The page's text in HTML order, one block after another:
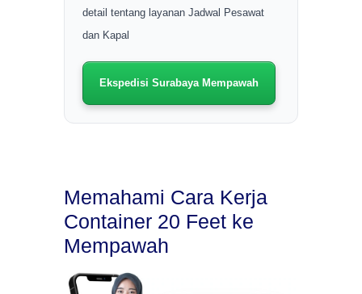
detail tentang layanan Jadwal Pesawat
dan Kapal
Ekspedisi Surabaya Mempawah
Memahami Cara Kerja
Container 20 Feet ke
Mempawah